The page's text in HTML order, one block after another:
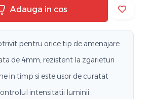
Adauga in cos
pentru orice tip de amenajare
de 4mm, rezistent la zgarieturi
in timp si este usor de curatat
intensitatii luminii